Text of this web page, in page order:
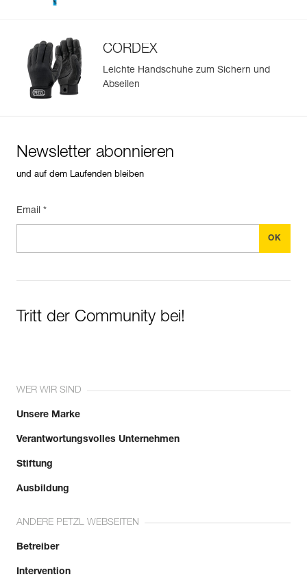
CORDEX
Leichte Handschuhe zum Sichern und
Abseilen
Newsletter abonnieren
und auf dem Laufenden bleiben
Email *
Tritt der Community bei!
WER WIR SIND
Unsere Marke
Verantwortungsvolles Unternehmen
Stiftung
Ausbildung
ANDERE PETZL WEBSEITEN
Betreiber
Intervention